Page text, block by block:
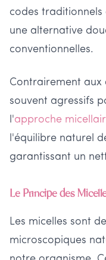
codes
une alternative
conventionnelles.
Contrairement aux
souvent agressifs
l'approche
l'équilibre naturel
garantissant un
Le Principe des
Les micelles sont
microscopiques